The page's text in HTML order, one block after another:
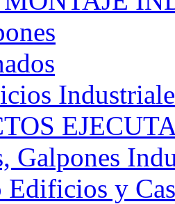
Galpones
Edificios y